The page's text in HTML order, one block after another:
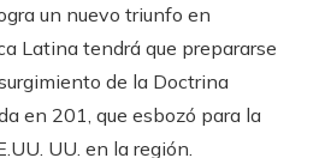
un nuevo triunfo en
Latina tendrá que prepararse
de la Doctrina
en 201, que esbozó para la
UU. en la región.